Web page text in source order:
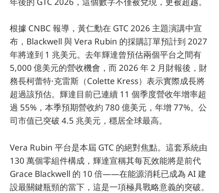
根據 CNBC 報導，黃仁勳在 GTC 2026 主題演講中宣
布，Blackwell 與 Vera Rubin 的採購訂單預計到 2027
年將達到 1 兆美元。去年輝達曾預估兩個平台之間有
5,000 億美元的營收機會，而 2026 年 2 月財報後，財
務長柯蕾特·克雷斯（Colette Kress）表示實際成長將
超過該預估。輝達目前已連續 11 個季度營收年增率超
過 55%，本季預期營收約 780 億美元，年增 77%。公
司市值已突破 4.5 兆美元，穩居全球最高。
Vera Rubin 平台是本屆 GTC 的絕對焦點。這套系統由
130 萬個零組件構成，輝達宣稱其每瓦效能將是前代
Grace Blackwell 的 10 倍——在能源消耗已成為 AI 建
設最關鍵瓶頸的當下，這是一項極具戰略意義的突破。